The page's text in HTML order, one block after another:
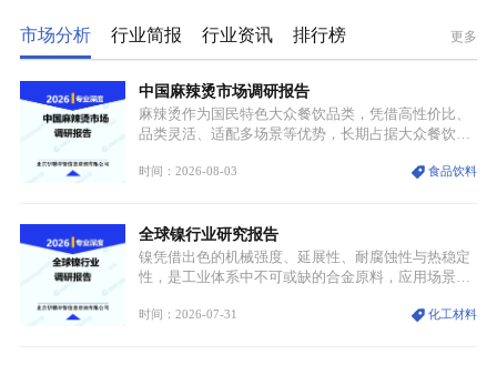
市场分析 行业简报 行业资讯 排行榜 更多
中国麻辣烫市场调研报告
麻辣烫作为国民特色大众餐饮品类，凭借高性价比、
品类灵活、适配多场景等优势，长期占据大众餐饮重
型，叠加消费需求升级、线上流量变革、新零售业态
特点，在消费、创业、政策、技术多重驱动下，依旧
具备强劲的发展活力。
时间：2026-08-03 食品饮料
全球镍行业研究报告
镍凭借出色的机械强度、延展性、耐腐蚀性与热稳定
性，是工业体系中不可或缺的合金原料，应用场景横
用价值难以被替代。依托理化优势，镍被全球主要经
时间：2026-07-31 化工材料